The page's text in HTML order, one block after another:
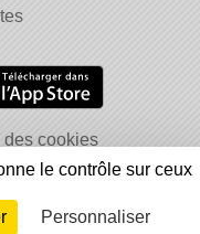
des cookies
contenu inapproprié
Connexion
le contrôle sur ceux
Personnaliser